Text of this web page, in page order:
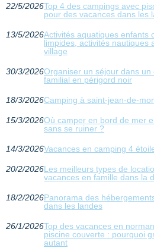
22/5/2026Top 4 des campings avec
pour des vacances dans les
13/5/2026Activités aquatiques enfants
limpides, activités nautiques
village
30/3/2026Organiser un séjour dans un
familial en périgord noir
18/3/2026Camping à saint-jean-de-
15/3/2026Où camper en bord de mer
sans se ruiner ?
14/3/2026Vacances en camping 4
20/2/2026Les meilleurs types de
vacances en famille dans la
18/2/2026Panorama des
dans les landes
26/1/2026Top des vacances en
piscine couverte : pourquoi
autant